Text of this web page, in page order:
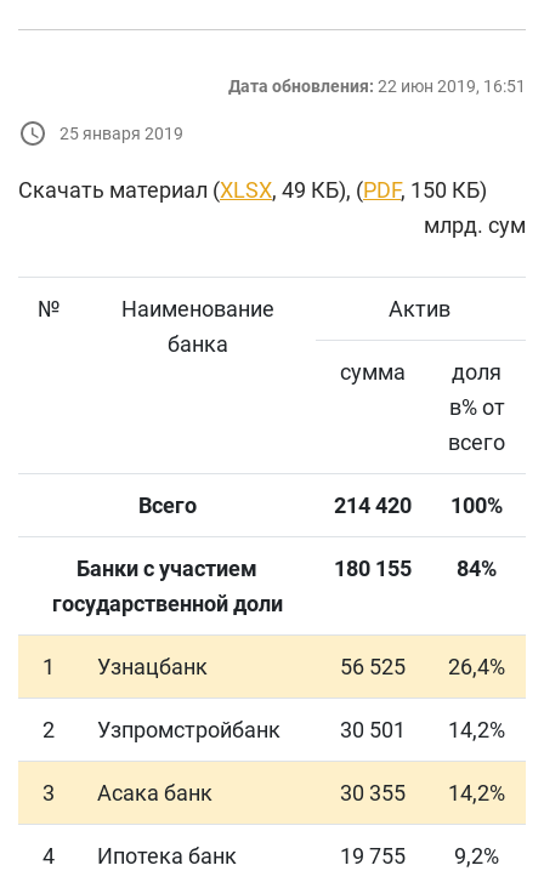
Дата обновления: 22 июн 2019, 16:51
25 января 2019
Скачать материал (XLSX, 49 КБ), (PDF, 150 КБ)
млрд. сум
№
Наименование
банка
Актив
сумма
доля
в% от
всего
Всего 214 420 100%
Банки с участием
государственной доли
180 155 84%
1 Узнацбанк 56 525 26,4%
2 Узпромстройбанк 30 501 14,2%
3 Асака банк 30 355 14,2%
4 Ипотека банк 19 755 9,2%